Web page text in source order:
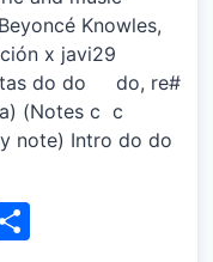
Knowles,
x javi29
do do do, re#
(Notes c c
Intro do do